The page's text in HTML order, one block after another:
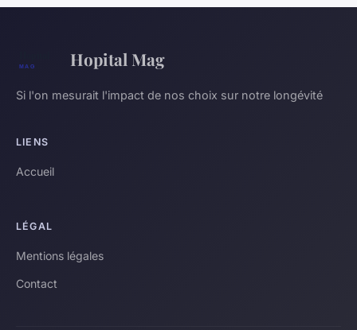
Hopital Mag
Si l'on mesurait l'impact de nos choix sur notre longévité
LIENS
Accueil
LÉGAL
Mentions légales
Contact